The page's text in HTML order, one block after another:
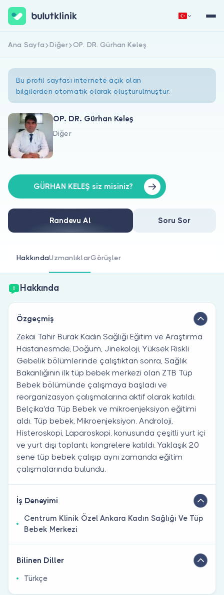
Hakkımızda
Doktorlar için
Doktor musunuz?
Hemen Kaydol
Ana Sayfa Diğer OP. DR. Gürhan Keleş
Bu profil sayfası internete açık olan
bilgilerden otomatik olarak oluşturulmuştur.
OP. DR. Gürhan Keleş
Diğer
GÜRHAN KELEŞ siz misiniz?
Randevu Al Soru Sor
HakkındaUzmanlıklarGörüşler
Hakkında
Özgeçmiş
Zekai Tahir Burak Kadın Sağlığı Eğitim ve Araştırma
Hastanesmde, Doğum, Jinekoloji, Yüksek Riskli
Gebelik bölümlerinde çalıştıktan sonra, Sağlık
Bakanlığının ilk tüp bebek merkezi olan ZTB Tüp
Bebek bölümünde çalışmaya başladı ve
reorganizasyon çalışmalarına aktif olarak katıldı.
Belçika'da Tüp Bebek ve mikroenjeksiyon eğitimi
aldı. Tüp bebek, Mikroenjeksiyon. Androloji,
Histeroskopi, Laparoskopi. konusunda çeşitli yurt içi
ve yurt dışı toplantı, kongrelere katıldı. Yaklaşık 20
sene tüp bebek çalışıp aynı zamanda eğitim
çalışmalarında bulundu.
İş Deneyimi
Centrum Klinik Özel Ankara Kadın Sağlığı Ve Tüp
Bebek Merkezi
Bilinen Diller
Türkçe